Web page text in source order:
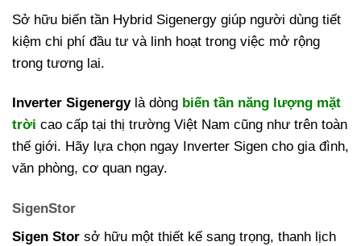
Sở hữu biến tần Hybrid Sigenergy giúp người dùng tiết
kiệm chi phí đầu tư và linh hoạt trong việc mở rộng
trong tương lai.
Inverter Sigenergylà dòng biến tần năng lượng mặt
trời cao cấp tại thị trường Việt Nam cũng như trên toàn
thế giới. Hãy lựa chọn ngay Inverter Sigen cho gia đình,
văn phòng, cơ quan ngay.
SigenStor
Sigen Stor sở hữu một thiết kế sang trọng, thanh lịch